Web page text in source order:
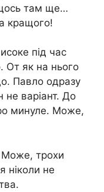
щось там ще…
кращого!
під час
От як на нього
Павло одразу
не варіант. До
минуле. Може,
Може, трохи
ніколи не